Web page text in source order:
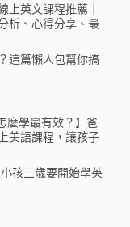
上英文課程推薦｜
析、心得分享、最
這篇懶人包幫你搞
麼學最有效？】爸
美語課程，讓孩子
孩三歲要開始學英